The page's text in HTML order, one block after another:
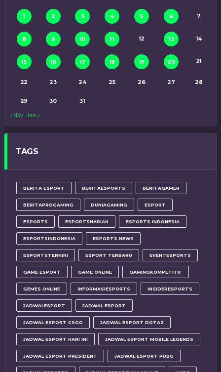
1 2 3 4 5 6 7
8 9 10 11 12 13 14
15 16 17 18 19 20 21
22 23 24 25 26 27 28
29 30 31
« Nov Jan »
TAGS
BERITA ESPORT BERITAESPORTS BERITAGAMER
BERITAPROGAMING DUNIAGAMING ESPORT
ESPORTS ESPORTSHARIAN ESPORTS INDONESIA
ESPORTSINDONESIA ESPORTS NEWS
ESPORTSTERKINI ESPORT TERBARU EVENTESPORTS
GAME ESPORT GAME ONLINE GAMINGKOMPETITIF
GEMES ONLINE INFORMASIESPORTS INSIDERESPORTS
JADWALESPORT JADWAL ESPORT
JADWAL ESPORT CSGO JADWAL ESPORT DOTA2
JADWAL ESPORT HARI INI JADWAL ESPORT MOBILE LEGENDS
JADWAL ESPORT PRESIDENT JADWAL ESPORT PUBG